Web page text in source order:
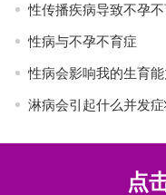
性传播疾病导致不孕不
性病与不孕不育症
性病会影响我的生育能
淋病会引起什么并发症
点